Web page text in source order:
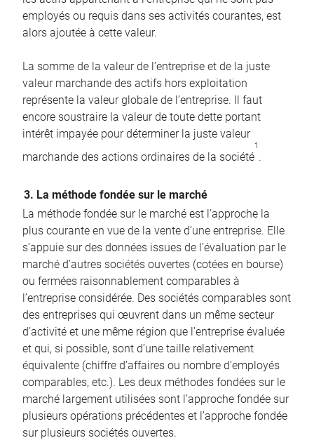
employés ou requis dans ses activités courantes, est
alors ajoutée à cette valeur.
La somme de la valeur de l’entreprise et de la juste
valeur marchande des actifs hors exploitation
représente la valeur globale de l’entreprise. Il faut
encore soustraire la valeur de toute dette portant
intérêt impayée pour déterminer la juste valeur
marchande des actions ordinaires de la société
1
.
3. La méthode fondée sur le marché
La méthode fondée sur le marché est l’approche la
plus courante en vue de la vente d’une entreprise. Elle
s’appuie sur des données issues de l’évaluation par le
marché d’autres sociétés ouvertes (cotées en bourse)
ou fermées raisonnablement comparables à
l’entreprise considérée. Des sociétés comparables sont
des entreprises qui œuvrent dans un même secteur
d’activité et une même région que l’entreprise évaluée
et qui, si possible, sont d’une taille relativement
équivalente (chiffre d’affaires ou nombre d’employés
comparables, etc.). Les deux méthodes fondées sur le
marché largement utilisées sont l’approche fondée sur
plusieurs opérations précédentes et l’approche fondée
sur plusieurs sociétés ouvertes.